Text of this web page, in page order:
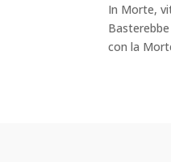
In Morte,
con la